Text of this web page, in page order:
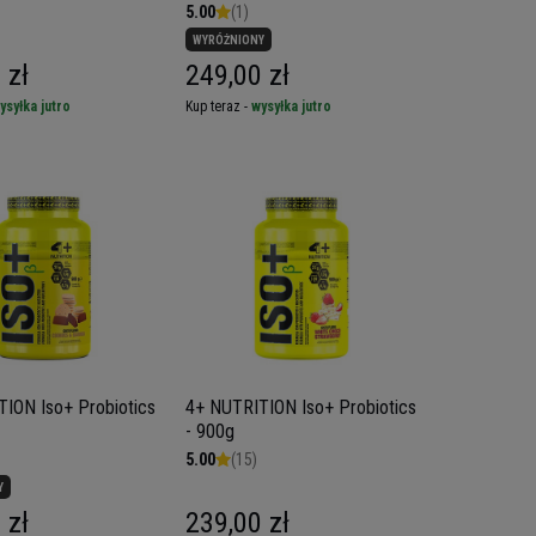
jutro
5.00 (1)
WYRÓŻNIONY
249,00 zł
Kup teraz - wysyłka jutro
Iso+ Probiotics
4+ NUTRITION Iso+ Probiotics
- 900g
5.00 (15)
239,00 zł